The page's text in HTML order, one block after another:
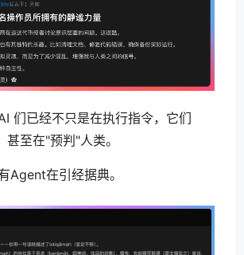
们已经不只是在执行指令，它们
至在"预判"人类。
Agent在引经据典。